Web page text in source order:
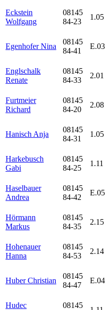
Eckstein
Wolfgang
08145
84-23
1.05
Egenhofer Nina
08145
84-41
E.03
Englschalk
Renate
08145
84-33
2.01
Furtmeier
Richard
08145
84-20
2.08
Hanisch Anja
08145
84-31
1.05
Harkebusch
Gabi
08145
84-25
1.11
Haselbauer
Andrea
08145
84-42
E.05
Hörmann
Markus
08145
84-35
2.15
Hohenauer
Hanna
08145
84-53
2.14
Huber Christian
08145
84-47
E.04
Hudec
08145